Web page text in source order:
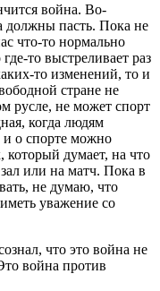
война. Во-
пасть. Пока не
что-то нормально
то выстреливает раз
то изменений, то и
стране не
русле, не может спорт
когда людям
и о спорте можно
который думает, на что
или на матч. Пока в
не думаю, что
иметь уважение со